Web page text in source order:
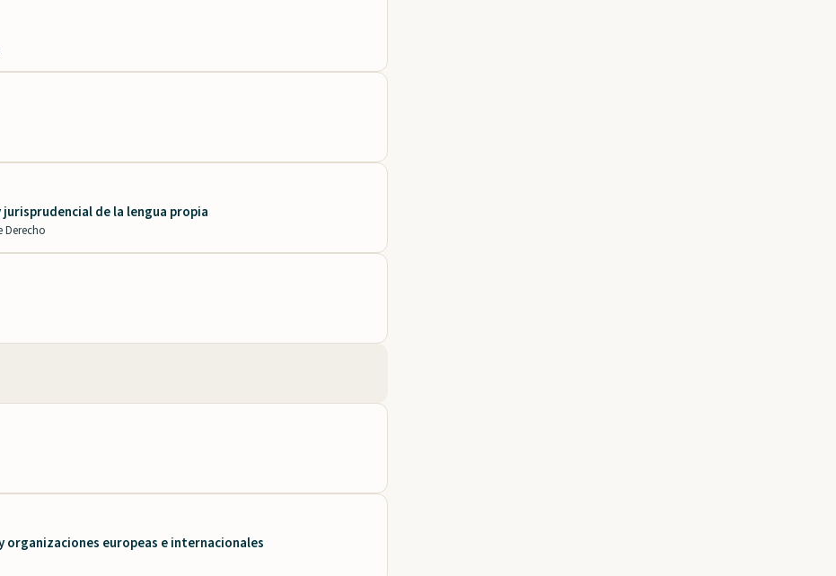
de la lengua propia
Derecho
organizaciones europeas e internacionales